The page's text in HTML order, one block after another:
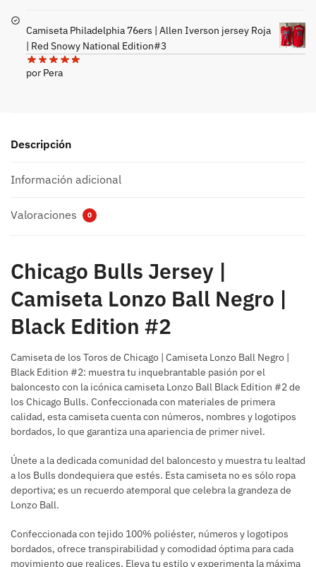
Camiseta Philadelphia 76ers | Allen Iverson jersey Roja
| Red Snowy National Edition#3
por Pera
Descripción
Información adicional
Valoraciones 0
Chicago Bulls Jersey |
Camiseta Lonzo Ball Negro |
Black Edition #2
Camiseta de los Toros de Chicago | Camiseta Lonzo Ball Negro |
Black Edition #2: muestra tu inquebrantable pasión por el
baloncesto con la icónica camiseta Lonzo Ball Black Edition #2 de
los Chicago Bulls. Confeccionada con materiales de primera
calidad, esta camiseta cuenta con números, nombres y logotipos
bordados, lo que garantiza una apariencia de primer nivel.
Únete a la dedicada comunidad del baloncesto y muestra tu lealtad
a los Bulls dondequiera que estés. Esta camiseta no es sólo ropa
deportiva; es un recuerdo atemporal que celebra la grandeza de
Lonzo Ball.
Confeccionada con tejido 100% poliéster, números y logotipos
bordados, ofrece transpirabilidad y comodidad óptima para cada
movimiento que realices. Eleva tu estilo y experimenta la máxima